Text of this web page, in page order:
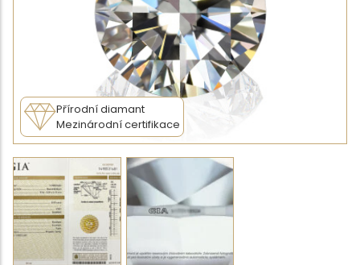
Přírodní diamant
Mezinárodní certifikace